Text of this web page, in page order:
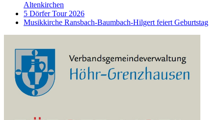
Altenkirchen
5 Dörfer Tour 2026
Musikkirche Ransbach-Baumbach-Hilgert feiert Geburtstag